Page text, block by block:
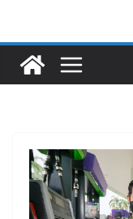
สะพานปลา”
Guangzhou
พร้อมรับอนาค
มหาวิทยาลัยเ
กำหนดอนาคต”
สตาร์ทวันนี้